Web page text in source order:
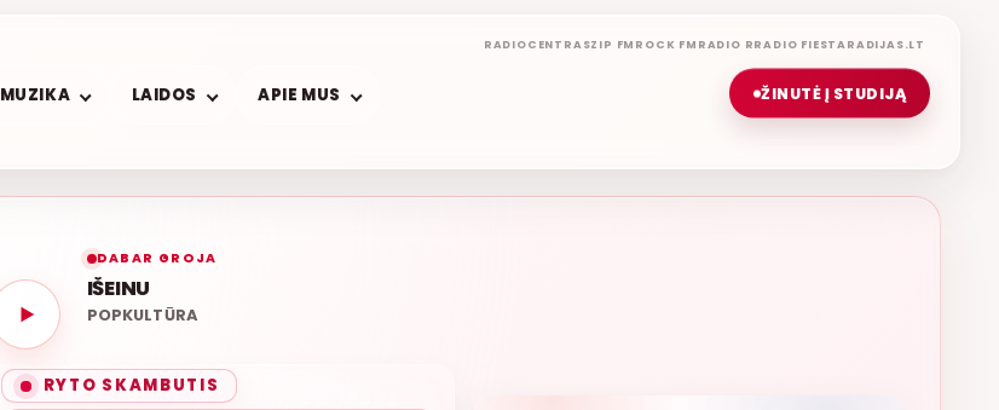
RADIOCENTRASZIP FM ROCK FM RADIO RRADIO FIESTARADIJAS.LT
ŽINUTĖ Į STUDIJĄ
MUZIKA LAIDOS APIE MUS
DABAR GROJA
IŠEINU
POPKULTŪRA
RYTO SKAMBUTIS